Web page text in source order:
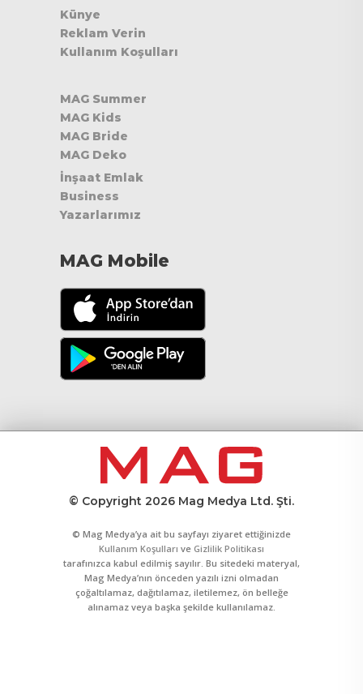
Künye
Reklam Verin
Kullanım Koşulları
MAG Summer
MAG Kids
MAG Bride
MAG Deko
İnşaat Emlak
Business
Yazarlarımız
MAG Mobile
© Copyright 2026 Mag Medya Ltd. Şti.
© Mag Medya’ya ait bu sayfayı ziyaret ettiğinizde
Kullanım Koşulları ve Gizlilik Politikası
tarafınızca kabul edilmiş sayılır. Bu sitedeki materyal,
Mag Medya’nın önceden yazılı izni olmadan
çoğaltılamaz, dağıtılamaz, iletilemez, ön belleğe
alınamaz veya başka şekilde kullanılamaz.